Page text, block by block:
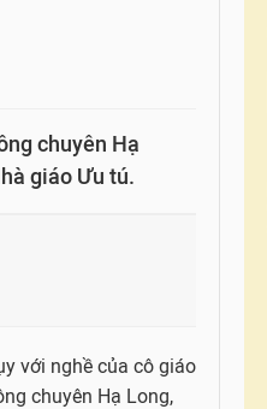
chuyên Hạ
giáo Ưu tú.
với nghề của cô giáo
chuyên Hạ Long,